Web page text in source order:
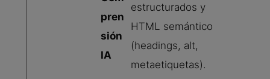
pren
sión
IA
estructurados y
HTML semántico
(headings, alt,
metaetiquetas).